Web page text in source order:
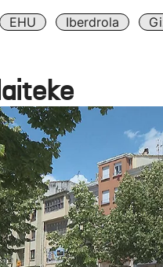
EHU Iberdrola